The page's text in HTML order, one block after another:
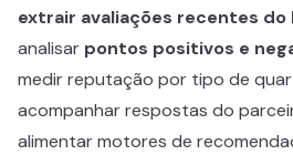
extrair avaliações recentes do
analisar pontos positivos e
medir reputação por tipo de
acompanhar respostas do
alimentar motores de